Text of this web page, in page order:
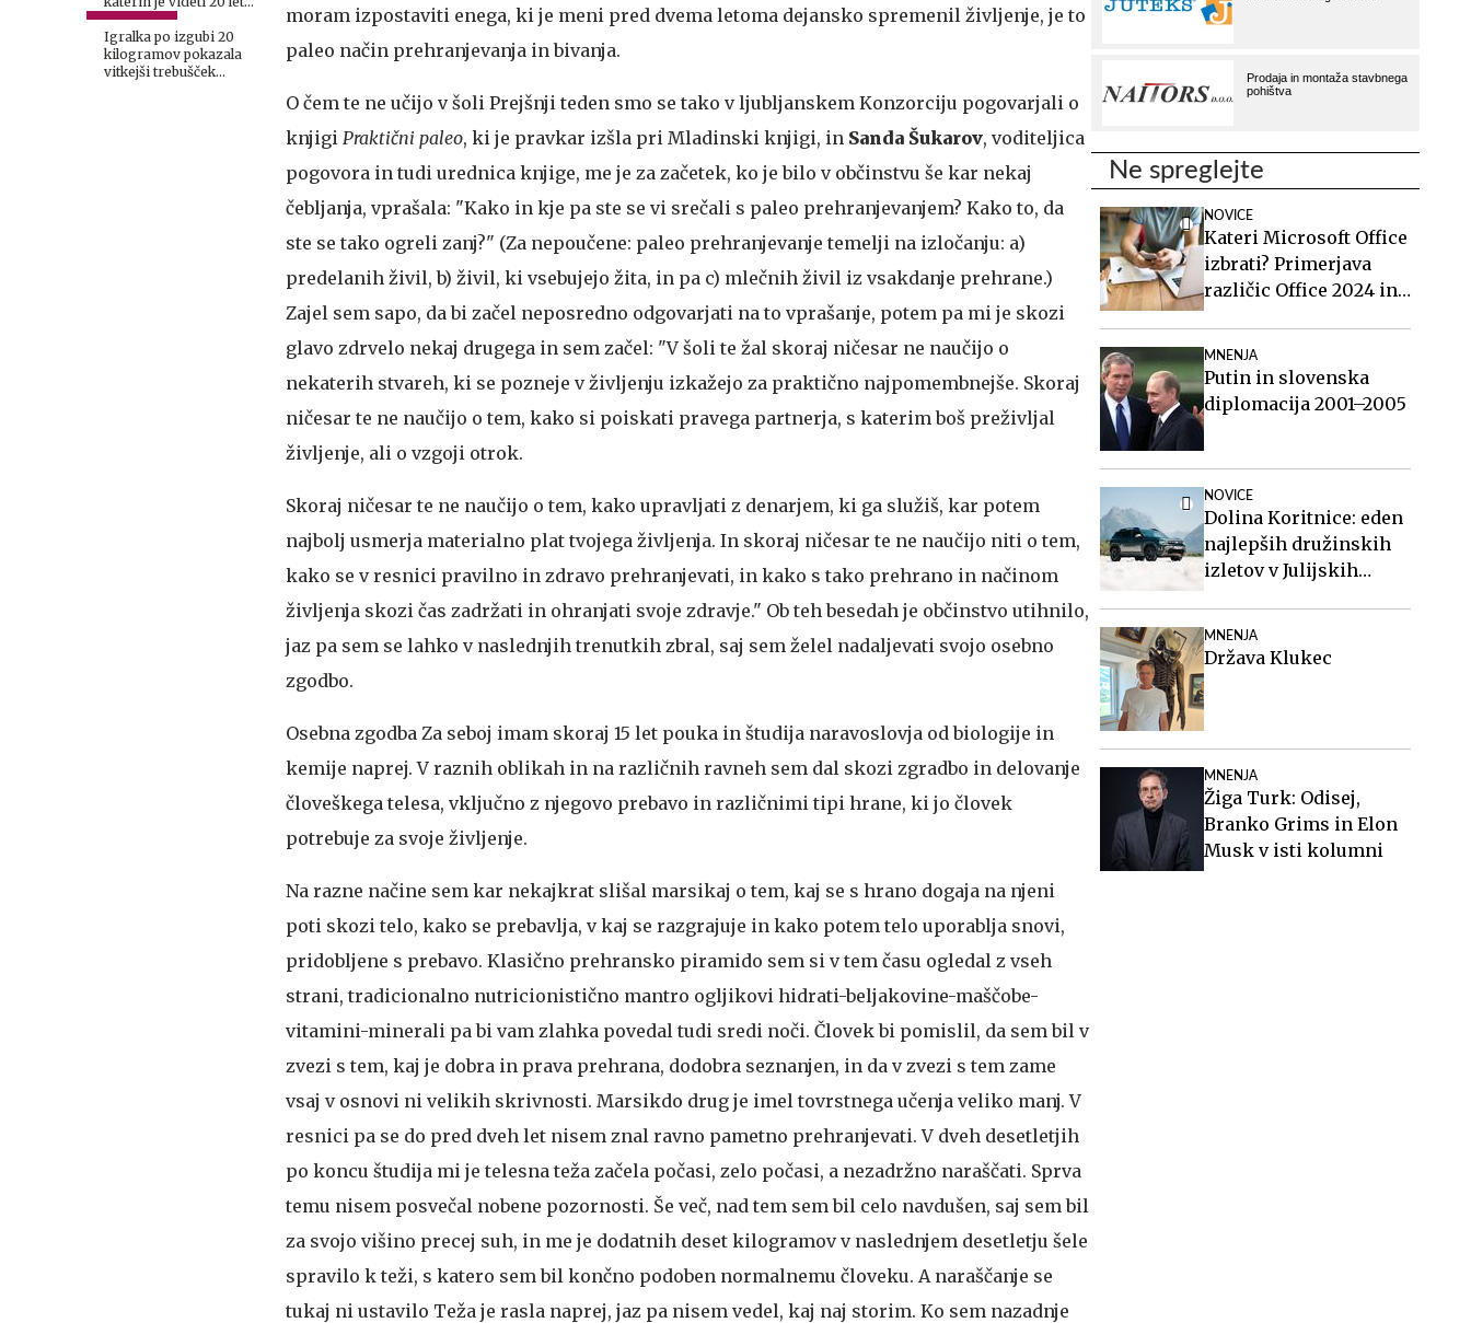
mlajša
Igralka po izgubi 20
kilogramov pokazala
vitkejši trebušček
moram izpostaviti enega, ki je meni pred dvema letoma dejansko spremenil življenje, je to
paleo način prehranjevanja in bivanja.
O čem te ne učijo v šoli Prejšnji teden smo se tako v ljubljanskem Konzorciju pogovarjali o
knjigi Praktični paleo, ki je pravkar izšla pri Mladinski knjigi, in Sanda Šukarov, voditeljica
pogovora in tudi urednica knjige, me je za začetek, ko je bilo v občinstvu še kar nekaj
čebljanja, vprašala: "Kako in kje pa ste se vi srečali s paleo prehranjevanjem? Kako to, da
ste se tako ogreli zanj?" (Za nepoučene: paleo prehranjevanje temelji na izločanju: a)
predelanih živil, b) živil, ki vsebujejo žita, in pa c) mlečnih živil iz vsakdanje prehrane.)
Zajel sem sapo, da bi začel neposredno odgovarjati na to vprašanje, potem pa mi je skozi
glavo zdrvelo nekaj drugega in sem začel: "V šoli te žal skoraj ničesar ne naučijo o
nekaterih stvareh, ki se pozneje v življenju izkažejo za praktično najpomembnejše. Skoraj
ničesar te ne naučijo o tem, kako si poiskati pravega partnerja, s katerim boš preživljal
življenje, ali o vzgoji otrok.
Skoraj ničesar te ne naučijo o tem, kako upravljati z denarjem, ki ga služiš, kar potem
najbolj usmerja materialno plat tvojega življenja. In skoraj ničesar te ne naučijo niti o tem,
kako se v resnici pravilno in zdravo prehranjevati, in kako s tako prehrano in načinom
življenja skozi čas zadržati in ohranjati svoje zdravje." Ob teh besedah je občinstvo utihnilo,
jaz pa sem se lahko v naslednjih trenutkih zbral, saj sem želel nadaljevati svojo osebno
zgodbo.
Osebna zgodba Za seboj imam skoraj 15 let pouka in študija naravoslovja od biologije in
kemije naprej. V raznih oblikah in na različnih ravneh sem dal skozi zgradbo in delovanje
človeškega telesa, vključno z njegovo prebavo in različnimi tipi hrane, ki jo človek
potrebuje za svoje življenje.
Na razne načine sem kar nekajkrat slišal marsikaj o tem, kaj se s hrano dogaja na njeni
poti skozi telo, kako se prebavlja, v kaj se razgrajuje in kako potem telo uporablja snovi,
pridobljene s prebavo. Klasično prehransko piramido sem si v tem času ogledal z vseh
strani, tradicionalno nutricionistično mantro ogljikovi hidrati-beljakovine-maščobe-
vitamini-minerali pa bi vam zlahka povedal tudi sredi noči. Človek bi pomislil, da sem bil v
zvezi s tem, kaj je dobra in prava prehrana, dodobra seznanjen, in da v zvezi s tem zame
vsaj v osnovi ni velikih skrivnosti. Marsikdo drug je imel tovrstnega učenja veliko manj. V
resnici pa se do pred dveh let nisem znal ravno pametno prehranjevati. V dveh desetletjih
po koncu študija mi je telesna teža začela počasi, zelo počasi, a nezadržno naraščati. Sprva
temu nisem posvečal nobene pozornosti. Še več, nad tem sem bil celo navdušen, saj sem bil
za svojo višino precej suh, in me je dodatnih deset kilogramov v naslednjem desetletju šele
spravilo k teži, s katero sem bil končno podoben normalnemu človeku. A naraščanje se
tukaj ni ustavilo Teža je rasla naprej, jaz pa nisem vedel, kaj naj storim. Ko sem nazadnje
Ne spreglejte
NOVICE
Kateri Microsoft Office
izbrati? Primerjava
različic Office 2024 in
MNENJA
Putin in slovenska
diplomacija 2001–2005
NOVICE
Dolina Koritnice: eden
najlepših družinskih
izletov v Julijskih
MNENJA
Država Klukec
MNENJA
Žiga Turk: Odisej,
Branko Grims in Elon
Musk v isti kolumni